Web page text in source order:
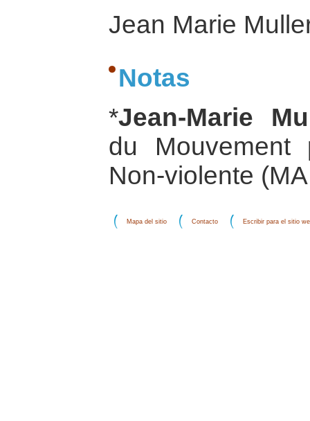
Jean Marie
Notas
*Jean-Marie
du Mouvement
Non-violente
Mapa del sitio Contacto Escribir para el sitio